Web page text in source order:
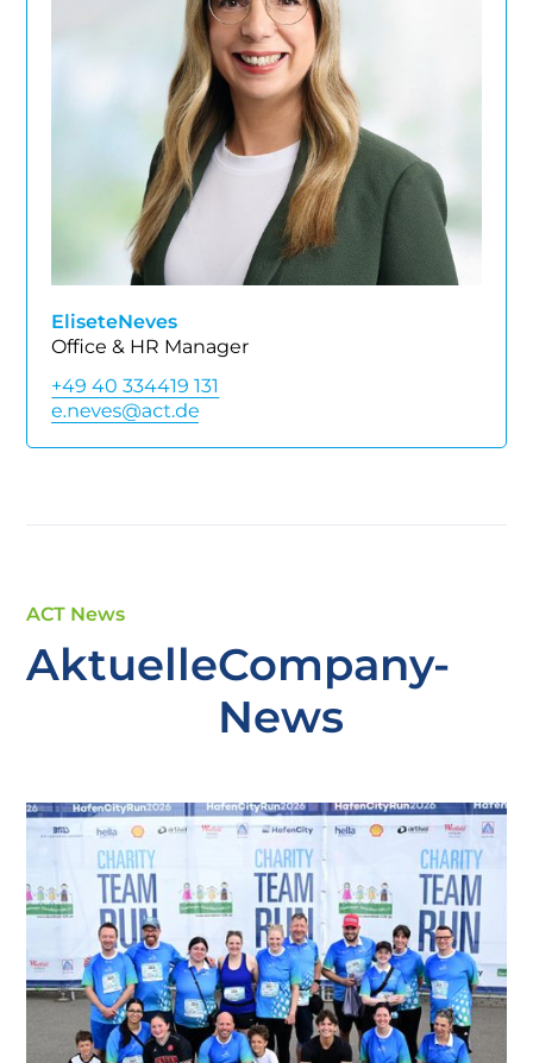
EliseteNeves
Office & HR Manager
+49 40 334419 131
ACT News
AktuelleCompany-
News